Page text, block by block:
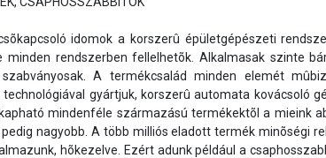
idomok a korszerû épületgépészeti
rendszerben fellelhetõk. Alkalmasak szinte
A termékcsalád minden elemét
gyártjuk, korszerû automata kovácsoló
mindenféle származású termékektõl a mieink
nagyobb. A több milliós eladott termék minõségi
hõkezelve. Ezért adunk például a